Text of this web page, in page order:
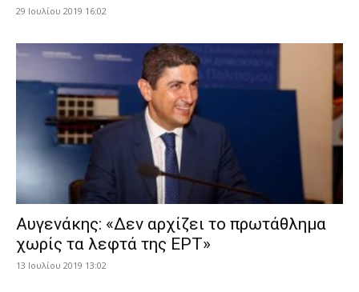
29 Ιουλίου 2019 16:02
Αυγενάκης: «Δεν αρχίζει το πρωτάθλημα
χωρίς τα λεφτά της ΕΡΤ»
13 Ιουλίου 2019 13:02